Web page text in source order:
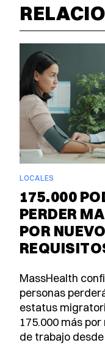
LOCALES
175.000
PERDER
POR
MassHealth
personas
estatus
175.000 más
de trabajo desde